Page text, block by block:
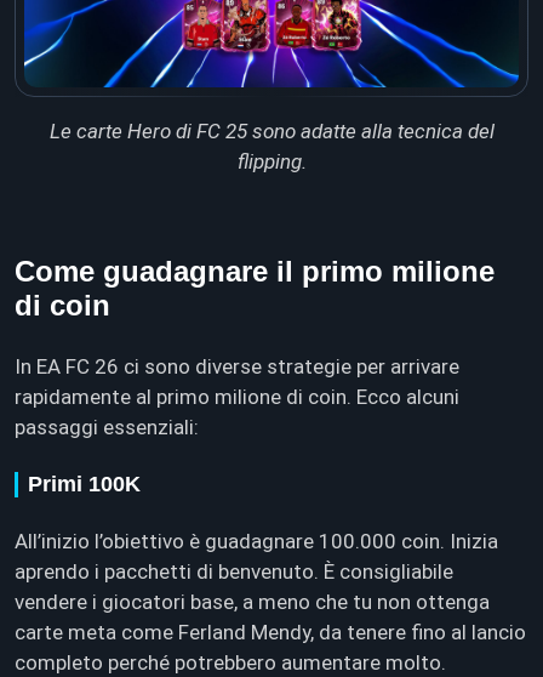
Le carte Hero di FC 25 sono adatte alla tecnica del
flipping.
Come guadagnare il primo milione
di coin
In EA FC 26 ci sono diverse strategie per arrivare
rapidamente al primo milione di coin. Ecco alcuni
passaggi essenziali:
Primi 100K
All’inizio l’obiettivo è guadagnare 100.000 coin. Inizia
aprendo i pacchetti di benvenuto. È consigliabile
vendere i giocatori base, a meno che tu non ottenga
carte meta come Ferland Mendy, da tenere fino al lancio
completo perché potrebbero aumentare molto.